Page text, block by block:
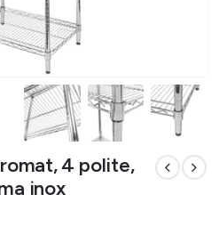
4 polite,
inox